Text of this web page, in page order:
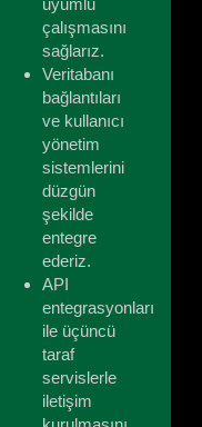
uyumlu
çalışmasını
sağlarız.
Veritabanı
bağlantıları
ve kullanıcı
yönetim
sistemlerini
düzgün
şekilde
entegre
ederiz.
API
entegrasyonları
ile üçüncü
taraf
servislerle
iletişim